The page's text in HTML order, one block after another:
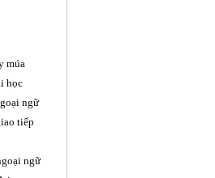
múa
học
ngữ
tiếp
ngữ